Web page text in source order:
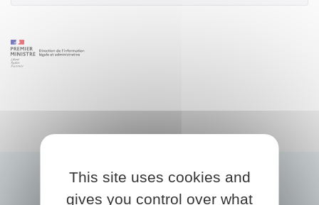
This site uses cookies and
gives you control over what